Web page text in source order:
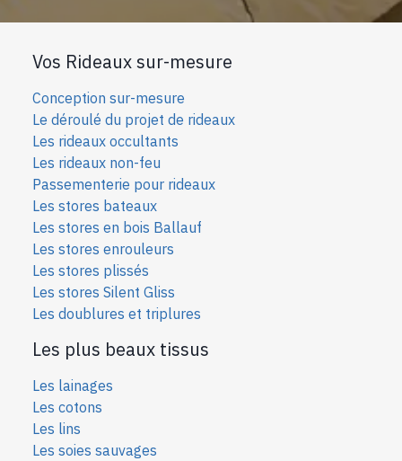
Vos Rideaux sur-mesure
Conception sur-mesure
Le déroulé du projet de rideaux
Les rideaux occultants
Les rideaux non-feu
Passementerie pour rideaux
Les stores bateaux
Les stores en bois Ballauf
Les stores enrouleurs
Les stores plissés
Les stores Silent Gliss
Les doublures et triplures
Les plus beaux tissus
Les lainages
Les cotons
Les lins
Les soies sauvages